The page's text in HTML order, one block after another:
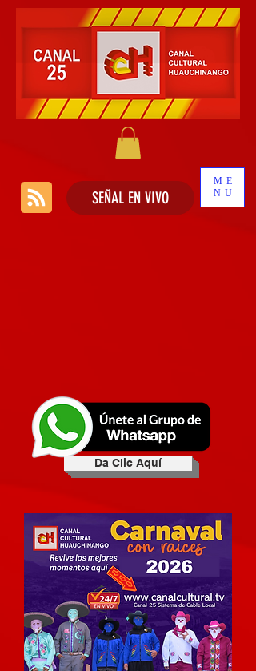
ME
NU
SEÑAL EN VIVO
Da Clic Aquí